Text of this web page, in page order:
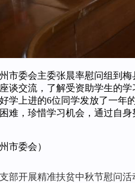
市委会主委张晨率慰问组到
谈交流，了解受资助学生的
学上进的6位同学发放了一年
难，珍惜学习机会，通过自
市委会）
部开展精准扶贫中秋节慰问活